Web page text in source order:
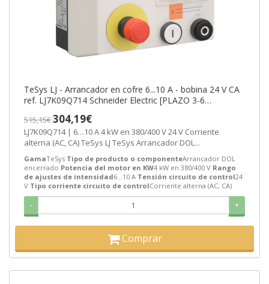
TeSys LJ - Arrancador en cofre 6...10 A - bobina 24 V CA
ref. LJ7K09Q714 Schneider Electric [PLAZO 3-6
515,15€304,19€
LJ7K09Q714 | 6…10 A 4 kW en 380/400 V 24 V Corriente
alterna (AC, CA) TeSys LJ TeSys Arrancador DOL...
GamaTeSys Tipo de producto o componenteArrancador DOL
encerrado Potencia del motor en KW4 kW en 380/400 V Rango
de ajustes de intensidad6…10 A Tensión circuito de control24
V Tipo corriente circuito de controlCorriente alterna (AC, CA)
- +
Comprar